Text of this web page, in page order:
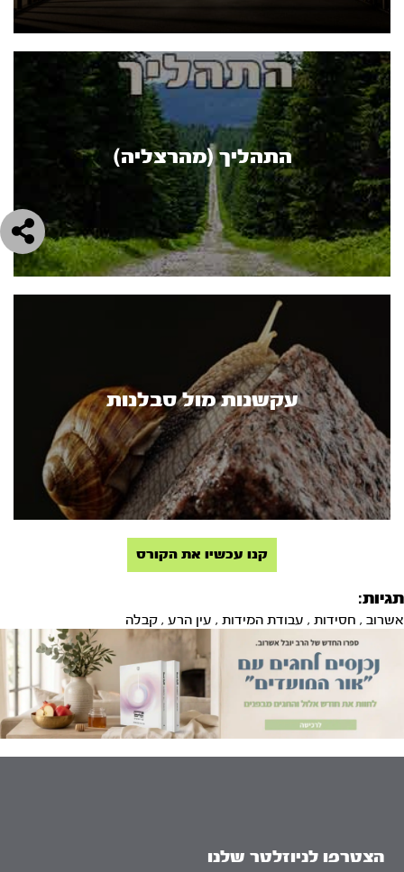
התהליך (מהרצליה)
עקשנות מול סבלנות
קנו עכשיו את הקורס
תגיות:
אשרוב , חסידות , עבודת המידות , עין הרע , קבלה
הצטרפו לניוזלטר שלנו